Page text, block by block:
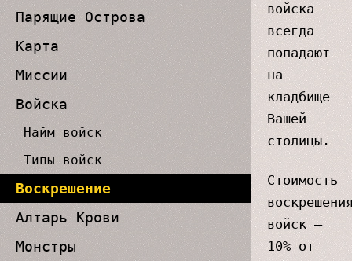
Парящие Острова
Карта
Миссии
Войска
Найм войск
Типы войск
Воскрешение
Алтарь Крови
Монстры
войска
всегда
попадают
на
кладбище
Вашей
столицы.
Стоимость
войск —
10% от